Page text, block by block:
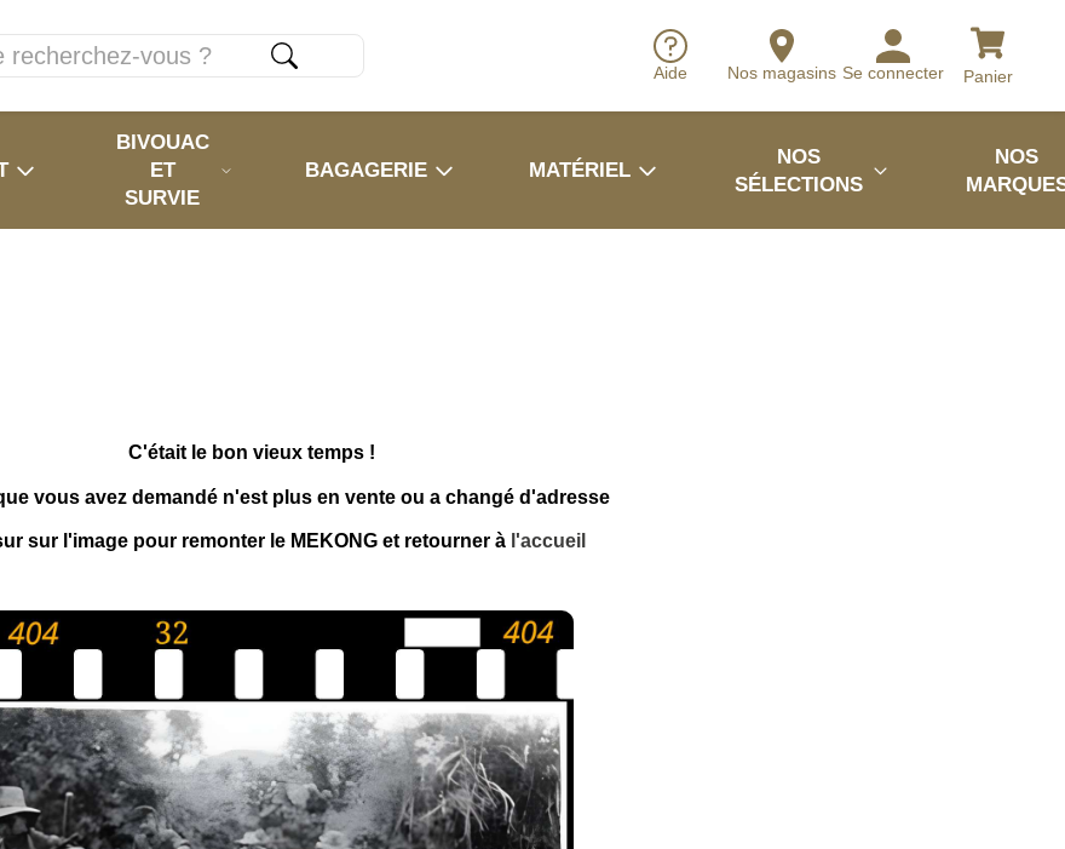
Aide Nos magasins Se connecter Panier
BIVOUAC
ET
SURVIE
BAGAGERIE MATÉRIEL
NOS
SÉLECTIONS
NOS
C'était le bon vieux temps !
vous avez demandé n'est plus en vente ou a changé d'adresse
sur l'image pour remonter le MEKONG et retourner à l'accueil